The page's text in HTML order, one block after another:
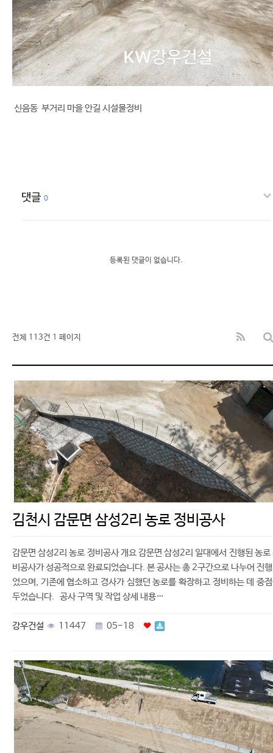
신음동 부거리 마을 안길 시설물정비
댓글 0
등록된 댓글이 없습니다.
전체 113건 1 페이지
김천시 감문면 삼성2리 농로 정비공사
감문면 삼성2리 농로 정비공사 개요 감문면 삼성2리 일대에서 진행된 농로
비공사가 성공적으로 완료되었습니다. 본 공사는 총 2구간으로 나누어 진
었으며, 기존에 협소하고 경사가 심했던 농로를 확장하고 정비하는 데 중
두었습니다. 공사 구역 및 작업 상세 내용…
강우건설 11447 05-18